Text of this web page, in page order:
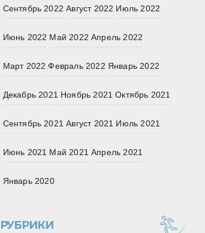
Сентябрь 2022 Август 2022 Июль 2022
Июнь 2022 Май 2022 Апрель 2022
Март 2022 Февраль 2022 Январь 2022
Декабрь 2021 Ноябрь 2021 Октябрь 2021
Сентябрь 2021 Август 2021 Июль 2021
Июнь 2021 Май 2021 Апрель 2021
Январь 2020
РУБРИКИ